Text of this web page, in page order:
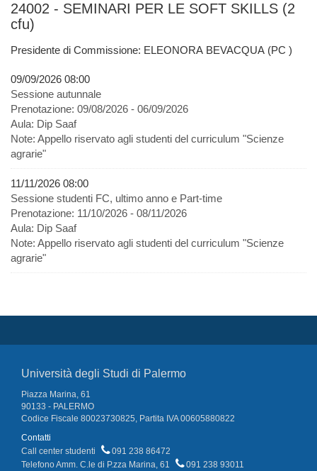
24002 - SEMINARI PER LE SOFT SKILLS (2
cfu)
Presidente di Commissione: ELEONORA BEVACQUA (PC )
09/09/2026 08:00
Sessione autunnale
Prenotazione: 09/08/2026 - 06/09/2026
Aula: Dip Saaf
Note: Appello riservato agli studenti del curriculum "Scienze
agrarie"
11/11/2026 08:00
Sessione studenti FC, ultimo anno e Part-time
Prenotazione: 11/10/2026 - 08/11/2026
Aula: Dip Saaf
Note: Appello riservato agli studenti del curriculum "Scienze
agrarie"
Università degli Studi di Palermo
Piazza Marina, 61
90133 - PALERMO
Codice Fiscale 80023730825, Partita IVA 00605880822
Contatti
Call center studenti
091 238 86472
Telefono Amm. C.le di P.zza Marina, 61
091 238 93011